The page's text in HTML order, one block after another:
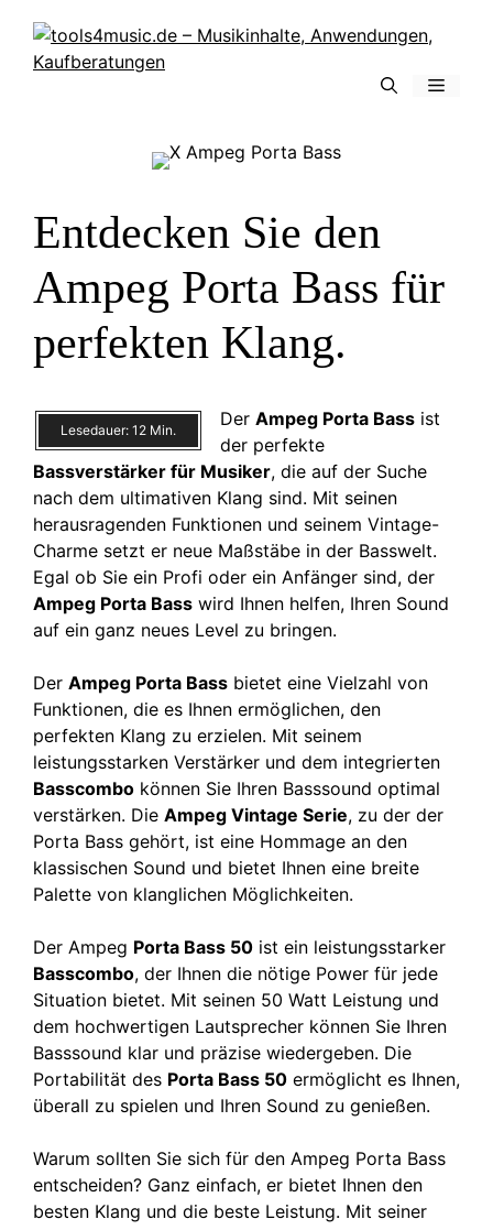
Inhalt
springen
Menü
Entdecken Sie den
Ampeg Porta Bass für
perfekten Klang.
Lesedauer: 12 Min.
Der Ampeg Porta Bass ist
der perfekte
Bassverstärker für Musiker, die auf der Suche
nach dem ultimativen Klang sind. Mit seinen
herausragenden Funktionen und seinem Vintage-
Charme setzt er neue Maßstäbe in der Basswelt.
Egal ob Sie ein Profi oder ein Anfänger sind, der
Ampeg Porta Bass wird Ihnen helfen, Ihren Sound
auf ein ganz neues Level zu bringen.
Der Ampeg Porta Bass bietet eine Vielzahl von
Funktionen, die es Ihnen ermöglichen, den
perfekten Klang zu erzielen. Mit seinem
leistungsstarken Verstärker und dem integrierten
Basscombo können Sie Ihren Basssound optimal
verstärken. Die Ampeg Vintage Serie, zu der der
Porta Bass gehört, ist eine Hommage an den
klassischen Sound und bietet Ihnen eine breite
Palette von klanglichen Möglichkeiten.
Der Ampeg Porta Bass 50 ist ein leistungsstarker
Basscombo, der Ihnen die nötige Power für jede
Situation bietet. Mit seinen 50 Watt Leistung und
dem hochwertigen Lautsprecher können Sie Ihren
Basssound klar und präzise wiedergeben. Die
Portabilität des Porta Bass 50 ermöglicht es Ihnen,
überall zu spielen und Ihren Sound zu genießen.
Warum sollten Sie sich für den Ampeg Porta Bass
entscheiden? Ganz einfach, er bietet Ihnen den
besten Klang und die beste Leistung. Mit seiner